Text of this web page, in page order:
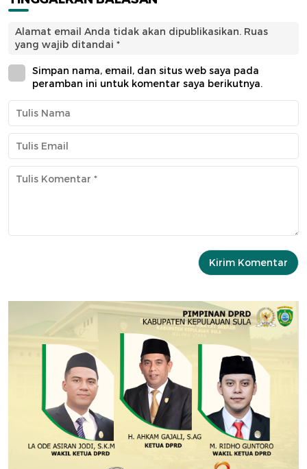
Alamat email Anda tidak akan dipublikasikan. Ruas
yang wajib ditandai *
Simpan nama, email, dan situs web saya pada
peramban ini untuk komentar saya berikutnya.